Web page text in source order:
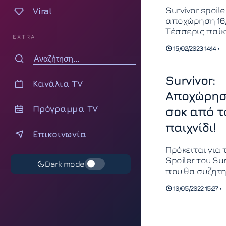
Viral
EXTRA
Κανάλια TV
Πρόγραμμα TV
Επικοινωνία
Dark mode
Survivor
αποχώρηση
Τέσσερις
αποχώρηση,
να
15/02/2023 14:14 •
Survivor:
σοκ από
παιχνίδι!
Πρόκειται για
Spoiler του
που θα
σύμφωνα με τις
10/05/2022 15:27 •